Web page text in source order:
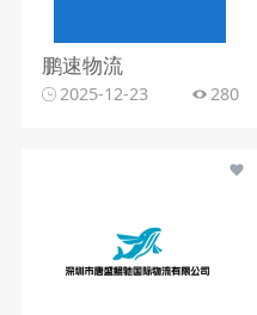
鹏速物流
2025-12-23 280